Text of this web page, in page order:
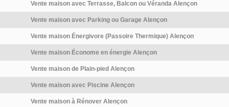
Vente maison avec Terrasse, Balcon ou Véranda Alençon
Vente maison avec Parking ou Garage Alençon
Vente maison Énergivore (Passoire Thermique) Alençon
Vente maison Économe en énergie Alençon
Vente maison de Plain-pied Alençon
Vente maison avec Piscine Alençon
Vente maison à Rénover Alençon